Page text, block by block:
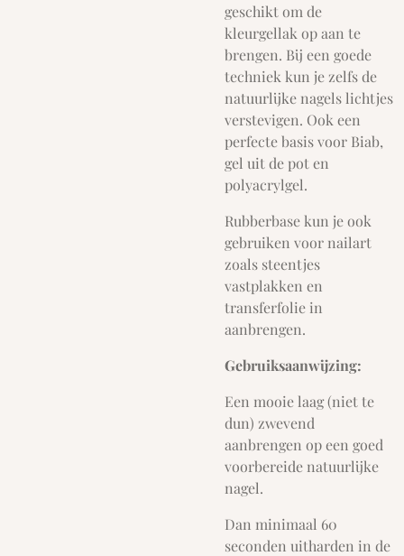
geschikt om de
kleurgellak op aan te
brengen. Bij een goede
techniek kun je zelfs de
natuurlijke nagels lichtjes
verstevigen. Ook een
perfecte basis voor Biab,
gel uit de pot en
polyacrylgel.
Rubberbase kun je ook
gebruiken voor nailart
zoals steentjes
vastplakken en
transferfolie in
aanbrengen.
Gebruiksaanwijzing:
Een mooie laag (niet te
dun) zwevend
aanbrengen op een goed
voorbereide natuurlijke
nagel.
Dan minimaal 60
seconden uitharden in de